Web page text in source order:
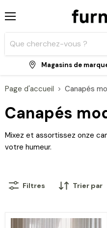
Magasins de
Page d'accueil Canapés
Canapés
Mixez et assortissez onze
votre humeur.
Filtres Trier par